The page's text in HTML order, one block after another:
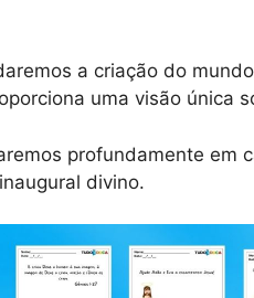
a criação do
uma visão única
profundamente em
divino.